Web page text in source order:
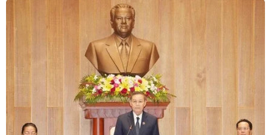
so với năm 2023) và Thành phố Hồ Chí Minh xếp
ở vị trí thứ 105./.
(TTXVN/Vietnam+)